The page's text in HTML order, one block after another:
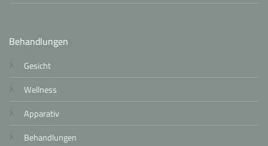
Behandlungen
Gesicht
Wellness
Apparativ
Behandlungen